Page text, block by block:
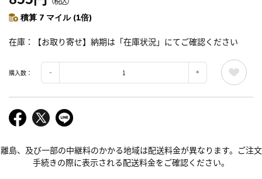
積算 7 マイル (1倍)
在庫 【お取り寄せ】納期は「在庫状況」にてご確認ください
購入数：
離島、及び一部の中継料のかかる地域は配送料金が異なります。ご注文
手続きの際に表示される配送料金をご確認ください。